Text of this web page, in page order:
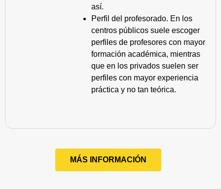
así.
Perfil del profesorado. En los
centros públicos suele escoger
perfiles de profesores con mayor
formación académica, mientras
que en los privados suelen ser
perfiles con mayor experiencia
práctica y no tan teórica.
MÁS INFORMACIÓN